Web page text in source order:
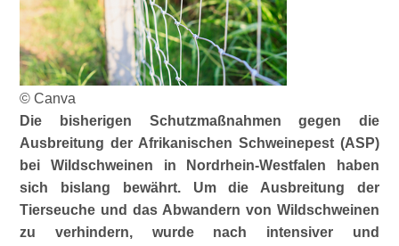
© Canva
Die bisherigen Schutzmaßnahmen gegen die
Ausbreitung der Afrikanischen Schweinepest (ASP)
bei Wildschweinen in Nordrhein-Westfalen haben
sich bislang bewährt. Um die Ausbreitung der
Tierseuche und das Abwandern von Wildschweinen
zu verhindern, wurde nach intensiver und